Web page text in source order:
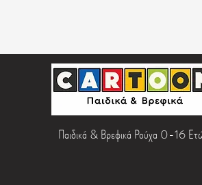
Παιδικά & Βρεφικά Ρούχα 0-16